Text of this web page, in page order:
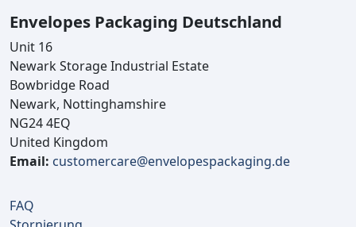
Envelopes Packaging Deutschland
Unit 16
Newark Storage Industrial Estate
Bowbridge Road
Newark, Nottinghamshire
NG24 4EQ
United Kingdom
Email: customercare@envelopespackaging.de
FAQ